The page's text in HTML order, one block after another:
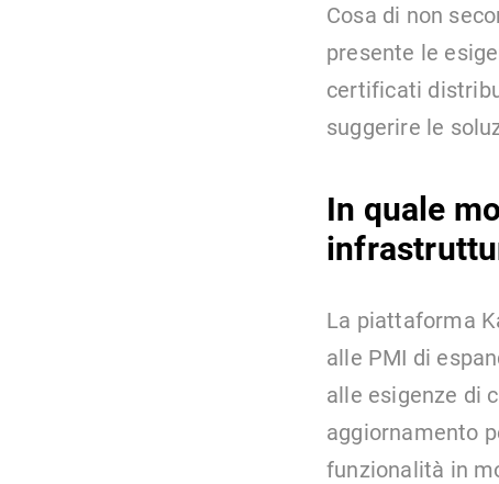
Cosa di non
presente le
certificati
suggerire le
In quale
La piattaforma
alle PMI di
alle esigenze di
aggiornamento
funzionalità in